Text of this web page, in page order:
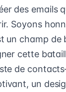
des emails
Soyons
un champ de
cette
de
un